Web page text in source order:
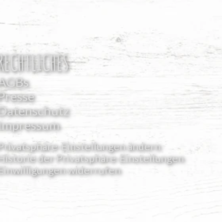
Einstellungen ändern
der Privatsphäre-Einstellungen
widerrufen